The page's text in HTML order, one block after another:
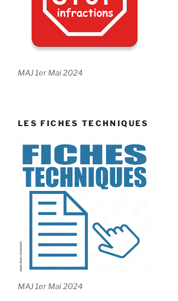
MAJ 1er Mai 2024
LES FICHES TECHNIQUES
MAJ 1er Mai 2024